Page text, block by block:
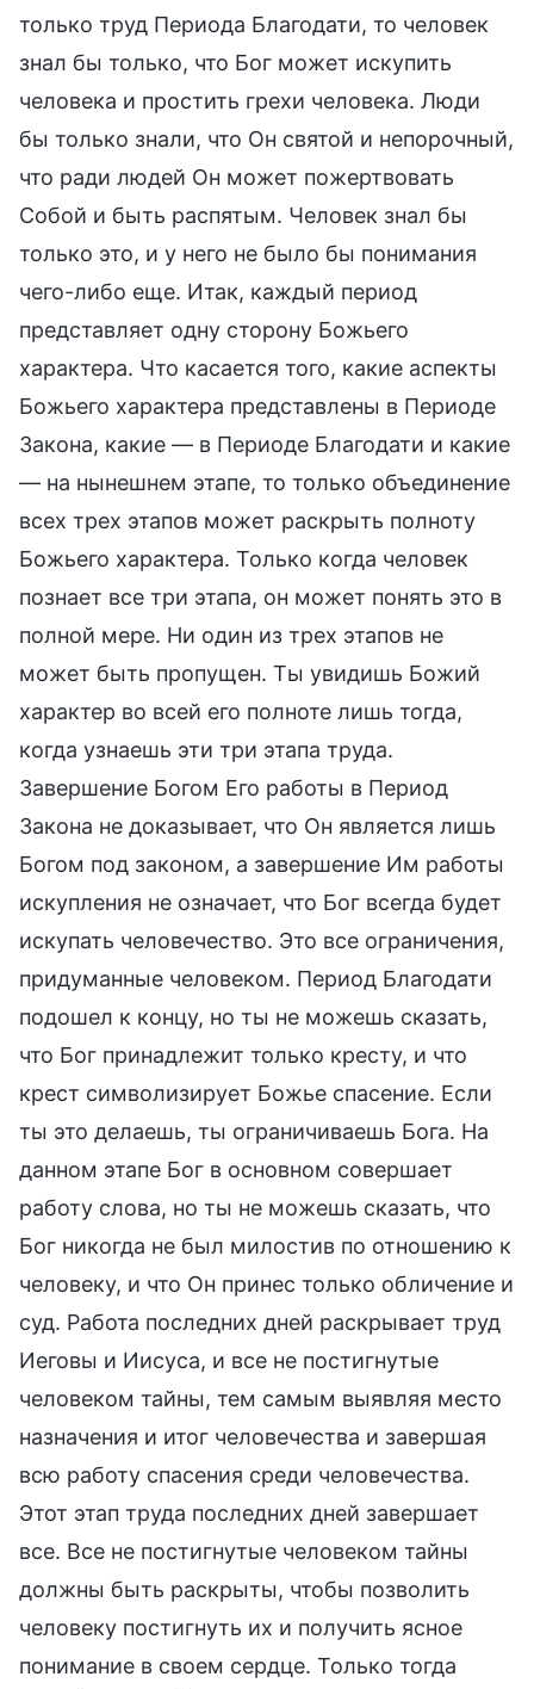
только труд Периода Благодати, то человек
знал бы только, что Бог может искупить
человека и простить грехи человека. Люди
бы только знали, что Он святой и непорочный,
что ради людей Он может пожертвовать
Собой и быть распятым. Человек знал бы
только это, и у него не было бы понимания
чего-либо еще. Итак, каждый период
представляет одну сторону Божьего
характера. Что касается того, какие аспекты
Божьего характера представлены в Периоде
Закона, какие — в Периоде Благодати и какие
— на нынешнем этапе, то только объединение
всех трех этапов может раскрыть полноту
Божьего характера. Только когда человек
познает все три этапа, он может понять это в
полной мере. Ни один из трех этапов не
может быть пропущен. Ты увидишь Божий
характер во всей его полноте лишь тогда,
когда узнаешь эти три этапа труда.
Завершение Богом Его работы в Период
Закона не доказывает, что Он является лишь
Богом под законом, а завершение Им работы
искупления не означает, что Бог всегда будет
искупать человечество. Это все ограничения,
придуманные человеком. Период Благодати
подошел к концу, но ты не можешь сказать,
что Бог принадлежит только кресту, и что
крест символизирует Божье спасение. Если
ты это делаешь, ты ограничиваешь Бога. На
данном этапе Бог в основном совершает
работу слова, но ты не можешь сказать, что
Бог никогда не был милостив по отношению к
человеку, и что Он принес только обличение и
суд. Работа последних дней раскрывает труд
Иеговы и Иисуса, и все не постигнутые
человеком тайны, тем самым выявляя место
назначения и итог человечества и завершая
всю работу спасения среди человечества.
Этот этап труда последних дней завершает
все. Все не постигнутые человеком тайны
должны быть раскрыты, чтобы позволить
человеку постигнуть их и получить ясное
понимание в своем сердце. Только тогда